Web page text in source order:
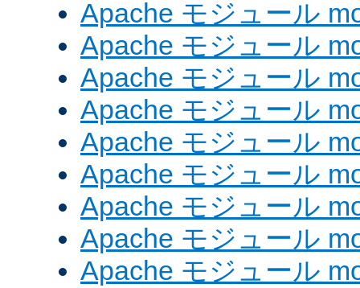
Apache モジュール
Apache モジュール
Apache モジュール
Apache モジュール
Apache モジュール
Apache モジュール
Apache モジュール
Apache モジュール
Apache モジュール